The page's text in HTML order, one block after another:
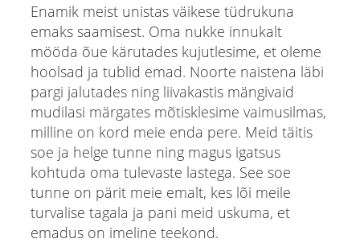
Enamik meist unistas väikese tüdrukuna
emaks saamisest. Oma nukke innukalt
mööda õue kärutades kujutlesime, et oleme
hoolsad ja tublid emad. Noorte naistena läbi
pargi jalutades ning liivakastis mängivaid
mudilasi märgates mõtisklesime vaimusilmas,
milline on kord meie enda pere. Meid täitis
soe ja helge tunne ning magus igatsus
kohtuda oma tulevaste lastega. See soe
tunne on pärit meie emalt, kes lõi meile
turvalise tagala ja pani meid uskuma, et
emadus on imeline teekond.